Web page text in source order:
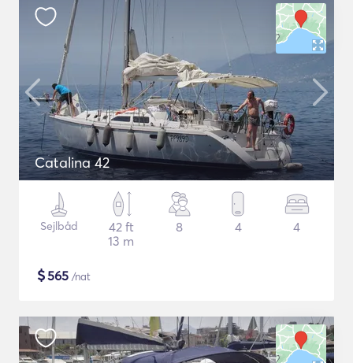
Catalina 42
Sejlbåd
42 ft
13 m
8 4 4
$565 /nat